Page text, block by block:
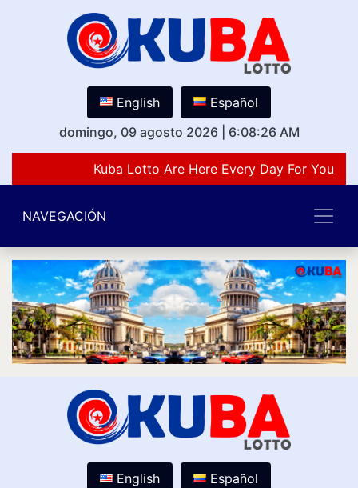
English
Español
domingo, 09 agosto 2026
6:08:26 AM
Kuba Lotto Are Here Every Day For You
NAVEGACIÓN
English
Español